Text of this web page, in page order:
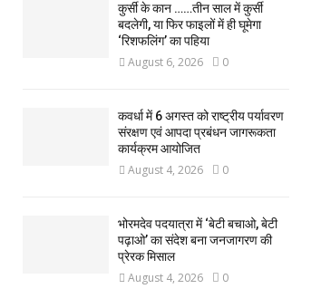
कुर्सी के कान ……तीन साल में कुर्सी
बदलेगी, या फिर फाइलों में ही घूमेगा
‘रिशफलिंग’ का पहिया
August 6, 2026 0
कवर्धा में 6 अगस्त को राष्ट्रीय पर्यावरण
संरक्षण एवं आपदा प्रबंधन जागरूकता
कार्यक्रम आयोजित
August 4, 2026 0
भोरमदेव पदयात्रा में ‘बेटी बचाओ, बेटी
पढ़ाओ’ का संदेश बना जनजागरण की
प्रेरक मिसाल
August 4, 2026 0